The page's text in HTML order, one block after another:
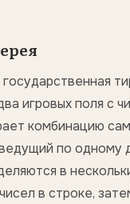
игровых поля с
комбинацию
по одному
в
в строке,